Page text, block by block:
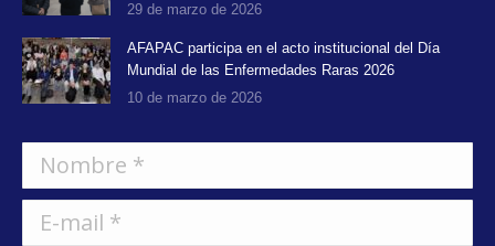
29 de marzo de 2026
AFAPAC participa en el acto institucional del Día
Mundial de las Enfermedades Raras 2026
10 de marzo de 2026